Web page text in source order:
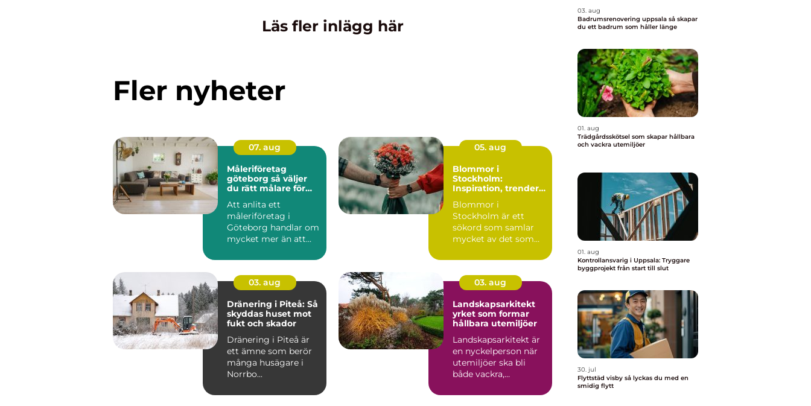
Läs fler inlägg här
Fler nyheter
07. aug
Måleriföretag
göteborg så väljer
du rätt målare för
Att anlita ett
måleriföretag i
Göteborg handlar om
mycket mer än att
väggarna....
05. aug
Blommor i
Stockholm:
Inspiration, trender
Blommor i
Stockholm är ett
sökord som samlar
mycket av det som
levand...
03. aug
Dränering i Piteå: Så
skyddas huset mot
fukt och skador
Dränering i Piteå är
ett ämne som berör
många husägare i
Norrbo...
03. aug
Landskapsarkitekt
yrket som formar
hållbara utemiljöer
Landskapsarkitekt är
en nyckelperson när
utemiljöer ska bli
både vackra,
hållbara ö...
03. aug
Badrumsrenovering uppsala så skapar
du ett badrum som håller länge
01. aug
Trädgårdsskötsel som skapar hållbara
och vackra utemiljöer
01. aug
Kontrollansvarig i Uppsala: Tryggare
byggprojekt från start till slut
30. jul
Flyttstäd visby så lyckas du med en
smidig flytt